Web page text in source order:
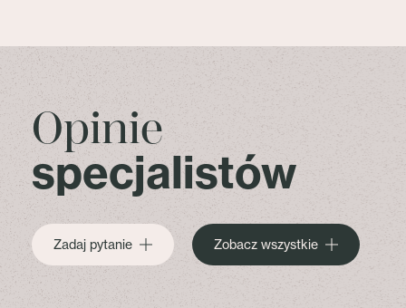
Opinie
specjalistów
Zadaj pytanie Zobacz wszystkie